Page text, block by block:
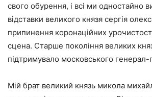
свого обурення, і всі ми одностайно
відставки великого князя сергія
припинення коронаційних
сцена. Старше покоління великих
підтримувало московського генерал-
Мій брат великий князь микола